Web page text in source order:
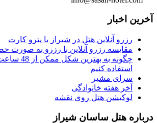
آخرین اخبار
رزرو آنلاین هتل در شیراز با پترو کارت
مقایسه رزرو آنلاین با رزرو به صورت
چگونه به
استفاده کنیم
سرای مشیر
آخر هفته خانوادگی
لوکیشن هتل روی نقشه
درباره هتل ساسان شیراز